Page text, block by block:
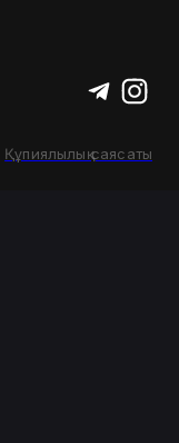
Құпиялылық саясаты